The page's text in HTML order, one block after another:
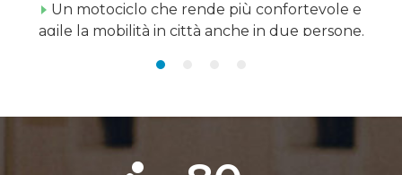
Un motociclo che rende più confortevole e
agile la mobilità in città anche in due persone.